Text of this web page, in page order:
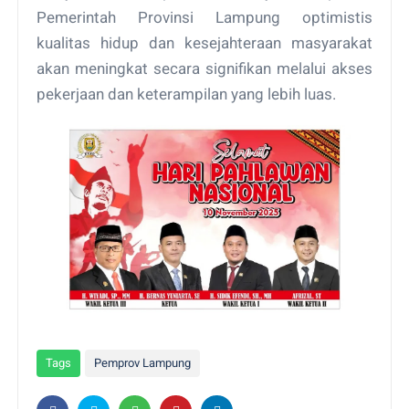
Pemerintah Provinsi Lampung optimistis
kualitas hidup dan kesejahteraan masyarakat
akan meningkat secara signifikan melalui akses
pekerjaan dan keterampilan yang lebih luas.
Tags Pemprov Lampung